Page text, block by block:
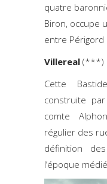
quatre
Biron, occupe
entre Périgord
Villereal (***)
Cette
construite
comte
régulier des
définition
l’époque